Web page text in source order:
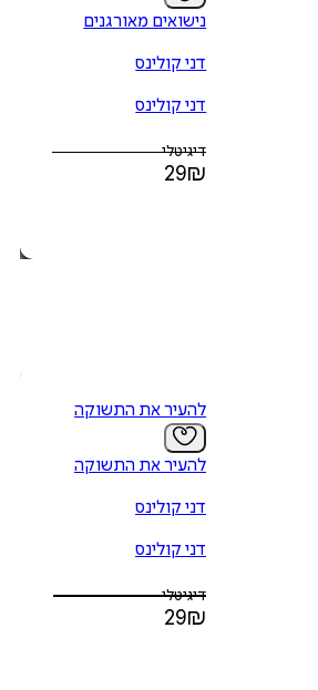
נישואים מאורגנים
דני קולינס
דני קולינס
דיגיטלי
29₪
להעיר את התשוקה
להעיר את התשוקה
דני קולינס
דני קולינס
דיגיטלי
29₪